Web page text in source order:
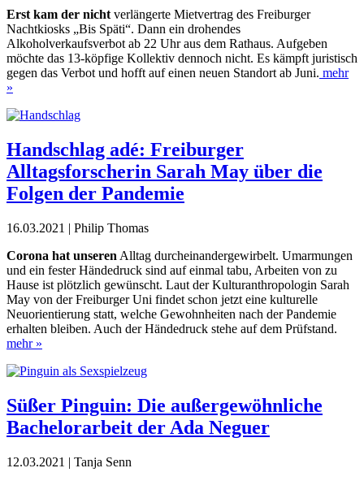
Erst kam der nicht verlängerte Mietvertrag des Freiburger
Nachtkiosks „Bis Späti“. Dann ein drohendes
Alkoholverkaufsverbot ab 22 Uhr aus dem Rathaus. Aufgeben
möchte das 13-köpfige Kollektiv dennoch nicht. Es kämpft juristisch
gegen das Verbot und hofft auf einen neuen Standort ab Juni. mehr
»
Handschlag adé: Freiburger
Alltagsforscherin Sarah May über die
Folgen der Pandemie
16.03.2021 | Philip Thomas
Corona hat unseren Alltag durcheinandergewirbelt. Umarmungen
und ein fester Händedruck sind auf einmal tabu, Arbeiten von zu
Hause ist plötzlich gewünscht. Laut der Kulturanthropologin Sarah
May von der Freiburger Uni findet schon jetzt eine kulturelle
Neuorientierung statt, welche Gewohnheiten nach der Pandemie
erhalten bleiben. Auch der Händedruck stehe auf dem Prüfstand.
mehr »
Süßer Pinguin: Die außergewöhnliche
Bachelorarbeit der Ada Neguer
12.03.2021 | Tanja Senn